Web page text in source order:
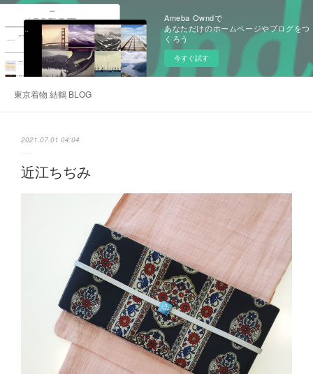
Ameba Owndで
あなただけのホームページやブログをつ
くろう
今すぐ試す
東京着物 結鶴 BLOG
2021.07.01 04:04
近江ちぢみ